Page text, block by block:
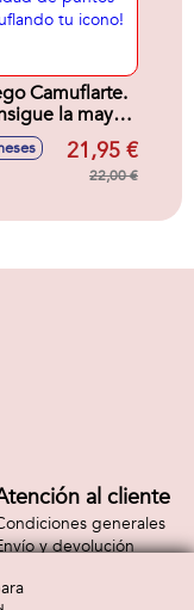
Camuflarte.
la mayor
de puntos
tu
21,95 €
22,00 €
al cliente
generales
y devolución